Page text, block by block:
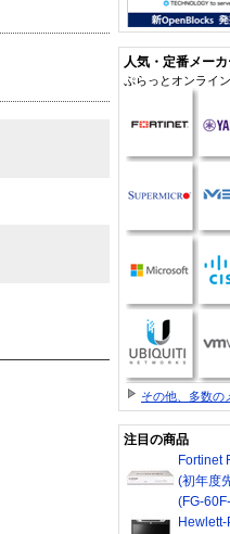
人気・定番メー
ぷらっとオンライ
その他、多数の
注目の商品
Fortinet
(初年度
(FG-